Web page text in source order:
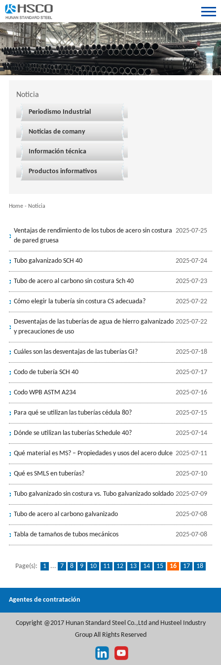
Noticia
Periodismo Industrial
Noticias de comany
Información técnica
Productos informativos
Home- Noticia
2025-07-25
Ventajas de rendimiento de los tubos de acero sin costura
de pared gruesa
2025-07-24
Tubo galvanizado SCH 40
2025-07-23
Tubo de acero al carbono sin costura Sch 40
2025-07-22
Cómo elegir la tubería sin costura CS adecuada?
2025-07-22
Desventajas de las tuberías de agua de hierro galvanizado
y precauciones de uso
2025-07-18
Cuáles son las desventajas de las tuberías GI?
2025-07-17
Codo de tubería SCH 40
2025-07-16
Codo WPB ASTM A234
2025-07-15
Para qué se utilizan las tuberías cédula 80?
2025-07-14
Dónde se utilizan las tuberías Schedule 40?
2025-07-11
Qué material es MS? – Propiedades y usos del acero dulce
2025-07-10
Qué es SMLS en tuberías?
2025-07-09
Tubo galvanizado sin costura vs. Tubo galvanizado soldado
2025-07-08
Tubo de acero al carbono galvanizado
2025-07-08
Tabla de tamaños de tubos mecánicos
Page(s): 1 ... 7 8 9 10 11 12 13 14 15 16 17
18
Agentes de contratación
Copyright @2017 Hunan Standard Steel Co.,Ltd and Husteel Industry
Group All Rights Reserved